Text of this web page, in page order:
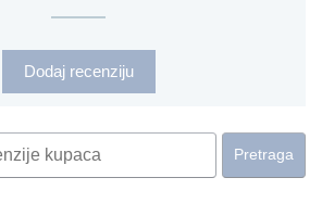
Dodaj recenziju
Pretraga